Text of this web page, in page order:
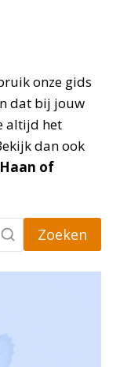
onze gids
dat bij jouw
altijd het
dan ook
of
Zoeken